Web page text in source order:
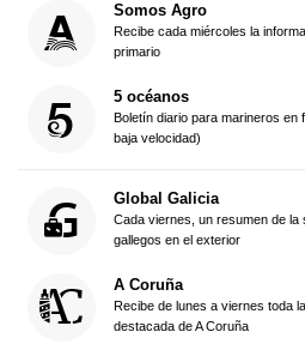
Somos Agro
Recibe cada miércoles la
primario
5 océanos
Boletín diario para marineros en
baja velocidad)
Global Galicia
Cada viernes, un resumen de la
gallegos en el exterior
A Coruña
Recibe de lunes a viernes toda
destacada de A Coruña